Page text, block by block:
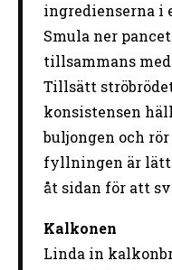
ingredienserna i
Smula ner
tillsammans
Tillsätt
konsistensen
buljongen och
fyllningen är lätt
åt sidan för att
Kalkonen
Linda in